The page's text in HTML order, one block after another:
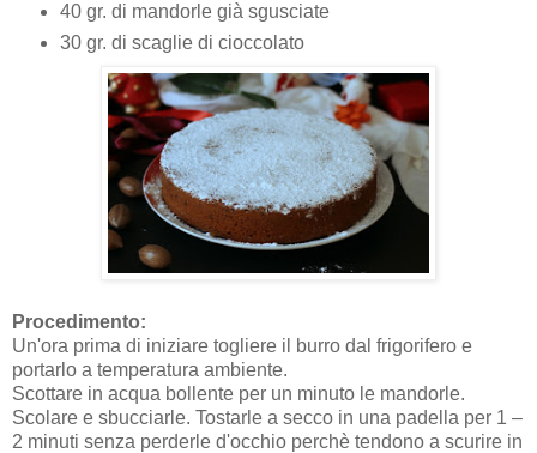
40 gr. di mandorle già sgusciate
30 gr. di scaglie di cioccolato
Procedimento:
Un'ora prima di iniziare togliere il burro dal frigorifero e
portarlo a temperatura ambiente.
Scottare in acqua bollente per un minuto le mandorle.
Scolare e sbucciarle. Tostarle a secco in una padella per 1 –
2 minuti senza perderle d'occhio perchè tendono a scurire in